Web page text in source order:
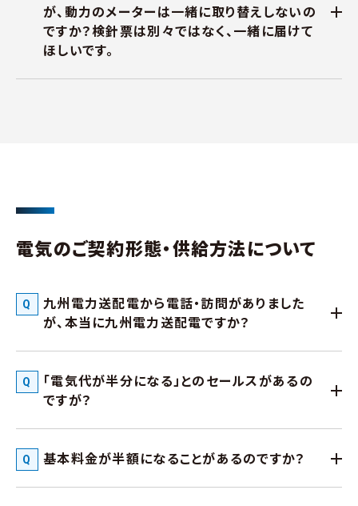
が、動力のメーターは一緒に取り替えしないの
ですか？検針票は別々ではなく、一緒に届けて
ほしいです。
電気のご契約形態・供給方法について
九州電力送配電から電話・訪問がありました
が、本当に九州電力送配電ですか？
「電気代が半分になる」とのセールスがあるの
ですが？
基本料金が半額になることがあるのですか？